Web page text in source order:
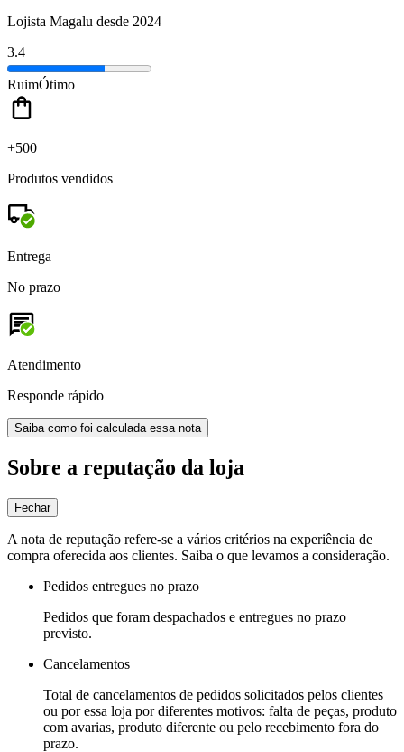
Lojista Magalu desde 2024
3.4
RuimÓtimo
+500
Produtos vendidos
Entrega
No prazo
Atendimento
Responde rápido
Saiba como foi calculada essa nota
Sobre a reputação da loja
Fechar
A nota de reputação refere-se a vários critérios na experiência de
compra oferecida aos clientes. Saiba o que levamos a consideração.
Pedidos entregues no prazo
Pedidos que foram despachados e entregues no prazo
previsto.
Cancelamentos
Total de cancelamentos de pedidos solicitados pelos clientes
ou por essa loja por diferentes motivos: falta de peças, produto
com avarias, produto diferente ou pelo recebimento fora do
prazo.